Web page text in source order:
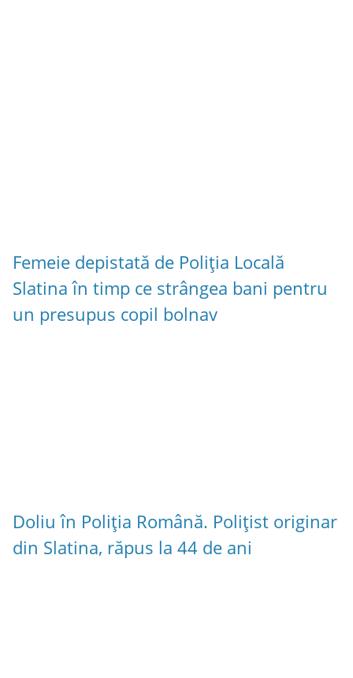
Femeie depistată de Poliția Locală
Slatina în timp ce strângea bani pentru
un presupus copil bolnav
Doliu în Poliția Română. Polițist originar
din Slatina, răpus la 44 de ani